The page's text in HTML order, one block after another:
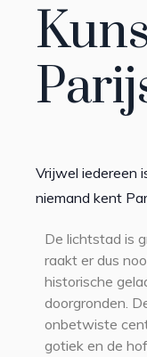
Vrijwel iedereen
niemand kent
De lichtstad is
raakt er dus
historische
doorgronden.
onbetwiste
gotiek en de